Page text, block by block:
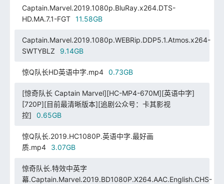
Captain.Marvel.2019.1080p.BluRay.x264.DTS-
HD.MA.7.1-FGT
11.58GB
Captain.Marvel.2019.1080p.WEBRip.DDP5.1.Atmos.x264-
SWTYBLZ
9.14GB
惊Q队长HD英语中字.mp4 0.73GB
[惊奇队长 Captain Marvel][HC-MP4-670M][英语中字]
[720P][目前最清晰版本][追剧公众号：卡其影视
控]
0.65GB
惊Q队长.2019.HC1080P.英语中字.最好画
质.mp4
3.07GB
惊奇队长.特效中英字
幕.Captain.Marvel.2019.BD1080P.X264.AAC.English.CHS-